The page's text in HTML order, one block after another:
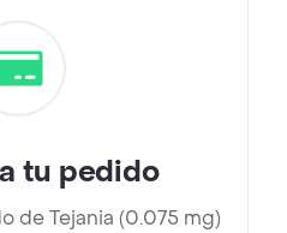
tu pedido
de Tejania (0.075 mg)